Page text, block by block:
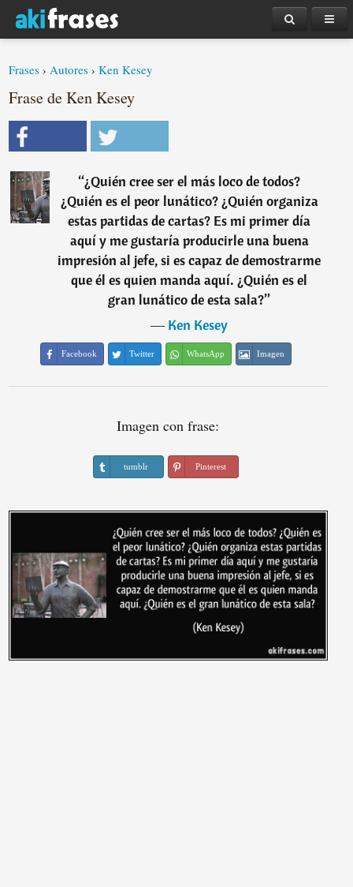
Frases ›Autores ›Ken Kesey
Frase de Ken Kesey
“¿Quién cree ser el más loco de todos?
¿Quién es el peor lunático? ¿Quién organiza
estas partidas de cartas? Es mi primer día
aquí y me gustaría producirle una buena
impresión al jefe, si es capaz de demostrarme
que él es quien manda aquí. ¿Quién es el
gran lunático de esta sala?”
―Ken Kesey
Facebook Twitter WhatsApp Imagen
Imagen con frase:
tumblr Pinterest